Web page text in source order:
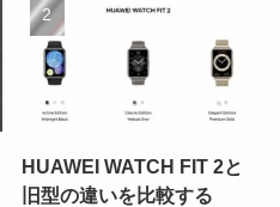
HUAWEI WATCH FIT 2と
旧型の違いを比較する